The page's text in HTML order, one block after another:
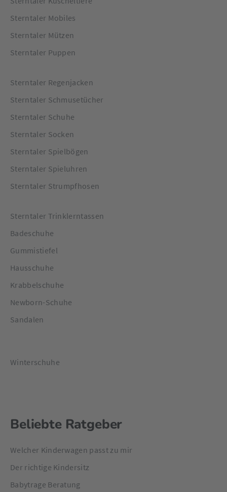
Sterntaler Mobiles
Sterntaler Mützen
Sterntaler Puppen
Sterntaler Regenjacken
Sterntaler Schmusetücher
Sterntaler Schuhe
Sterntaler Socken
Sterntaler Spielbögen
Sterntaler Spieluhren
Sterntaler Strumpfhosen
Sterntaler Trinklerntassen
Badeschuhe
Gummistiefel
Hausschuhe
Krabbelschuhe
Newborn-Schuhe
Sandalen
Winterschuhe
Beliebte Ratgeber
Welcher Kinderwagen passt zu mir
Der richtige Kindersitz
Babytrage Beratung